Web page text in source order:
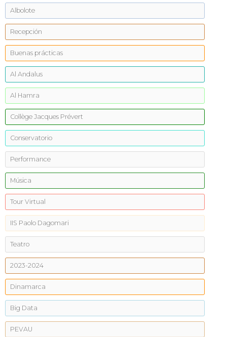
Albolote
Recepción
Buenas prácticas
Al Andalus
Al Hamra
Collège Jacques Prévert
Conservatorio
Performance
Música
Tour Virtual
IIS Paolo Dagomari
Teatro
2023-2024
Dinamarca
Big Data
PEVAU